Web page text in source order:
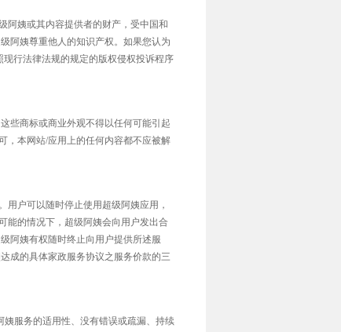
阿姨或其内容提供者的财产，受中国和
阿姨尊重他人的知识产权。如果您认为
现行法律法规的规定的版权侵权投诉程序
些商标或商业外观不得以任何可能引起
，本网站/应用上的任何内容都不应被解
户可以随时停止使用超级阿姨应用，
能的情况下，超级阿姨会向用户发出合
阿姨有权随时终止向用户提供所述服
成的具体家政服务协议之服务价款的三
服务的适用性、没有错误或疏漏、持续